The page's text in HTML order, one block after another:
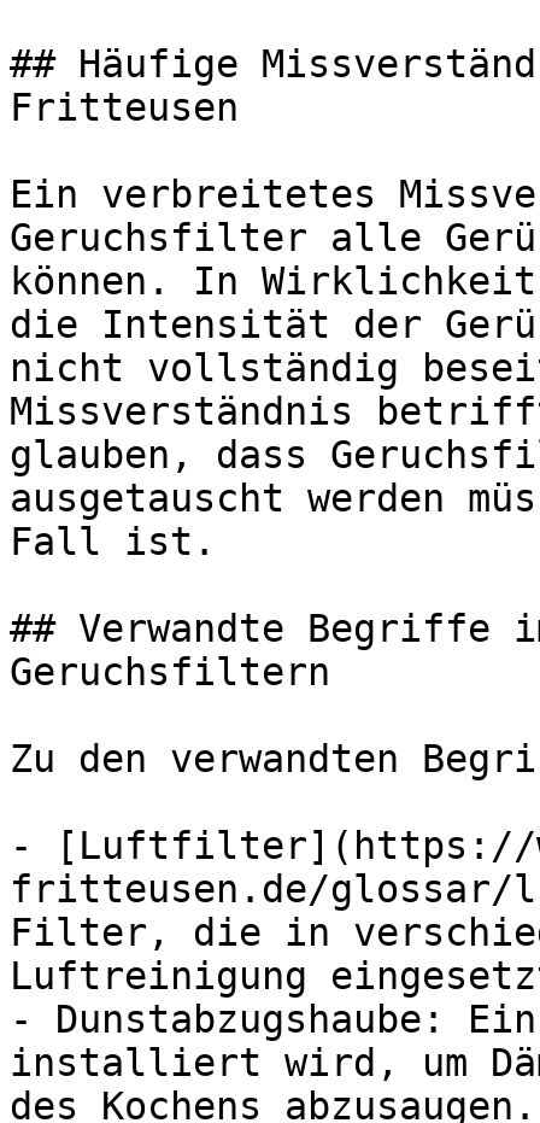
## Häufige
Fritteusen
Ein verbreitetes
Geruchsfilter alle
können. In
die Intensität der
nicht vollständig
Missverständnis
glauben, dass
ausgetauscht werden
Fall ist.
## Verwandte Begriffe
Geruchsfiltern
Zu den verwandten
- [Luftfilter](https://
fritteusen.de/
Filter, die in
Luftreinigung
- Dunstabzugshaube:
installiert wird, um
des Kochens abzusaugen.